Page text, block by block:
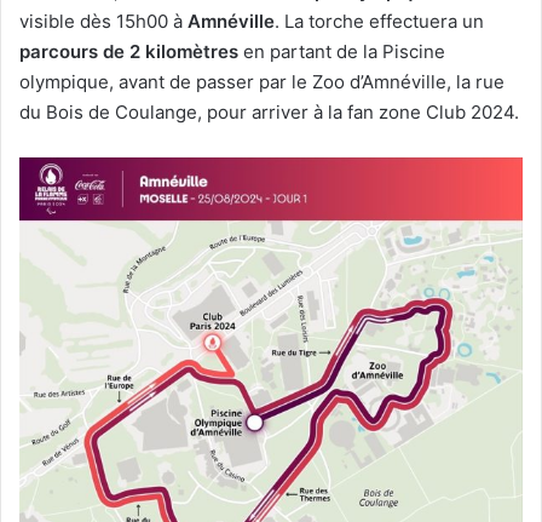
visible dès 15h00 à Amnéville. La torche effectuera un
parcours de 2 kilomètres en partant de la Piscine
olympique, avant de passer par le Zoo d’Amnéville, la rue
du Bois de Coulange, pour arriver à la fan zone Club 2024.